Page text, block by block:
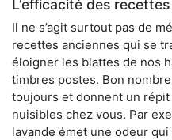
L’efficacité des
Il ne s’agit surtout pas de
recettes anciennes qui se
éloigner les blattes de nos
timbres postes. Bon
toujours et donnent un répit
nuisibles chez vous. Par
lavande émet une odeur